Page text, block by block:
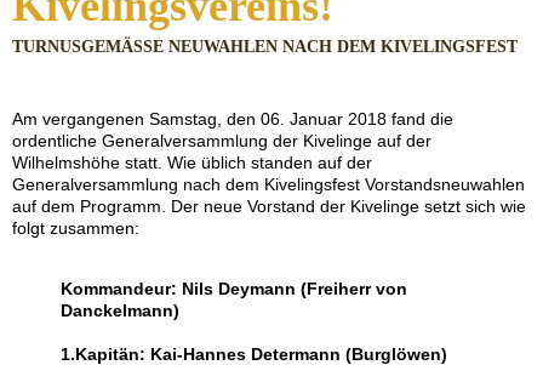
TURNUSGEMÄSSE NEUWAHLEN NACH DEM KIVELINGSFEST
Am vergangenen Samstag, den 06. Januar 2018 fand die
ordentliche Generalversammlung der Kivelinge auf der
Wilhelmshöhe statt. Wie üblich standen auf der
Generalversammlung nach dem Kivelingsfest Vorstandsneuwahlen
auf dem Programm. Der neue Vorstand der Kivelinge setzt sich wie
folgt zusammen:
Kommandeur: Nils Deymann (Freiherr von
Danckelmann)
1.Kapitän: Kai-Hannes Determann (Burglöwen)